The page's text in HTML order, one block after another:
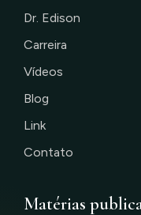
Dr. Edison
Carreira
Vídeos
Blog
Link
Contato
Matérias